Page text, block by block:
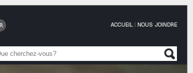
ACCUEIL| NOUS JOINDRE